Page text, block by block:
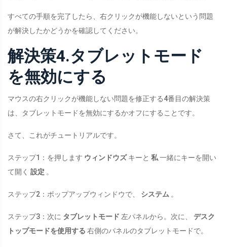
すべての手順を完了したら、右クリックが機能しないという問題
が解決したかどうかを確認してください。
解決策4.タブレットモード
を無効にする
マウスの右クリックが機能しない問題を修正する4番目の解決策
は、タブレットモードを無効にするかオフにすることです。
さて、これがチュートリアルです。
ステップ1：を押します ウィンドウズキーと 私一緒にキーを開い
て開く 設定 。
ステップ2：ポップアップウィンドウで、 システム 。
ステップ3：次に タブレットモード 左パネルから。次に、 デスク
トップモードを使用する 右側のパネルのタブレットモードで。